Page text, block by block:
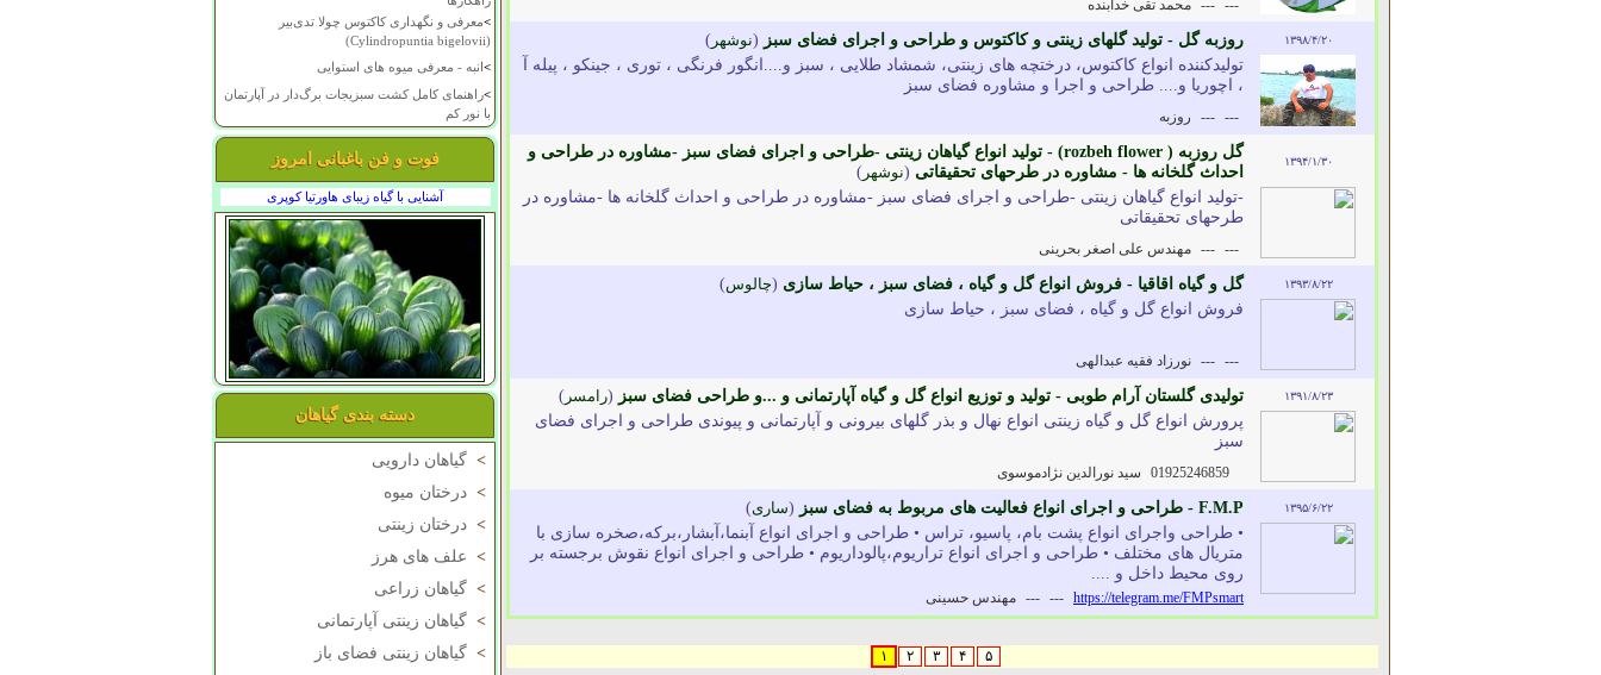
>معرفی و نگهداری کاکتوس چولا تدی‌بیر
(Cylindropuntia bigelovii)
>انبه - معرفی میوه های استوایی
>راهنمای کامل کشت سبزیجات برگ‌دار در آپارتمان
با نور کم
فوت و فن باغبانی امروز
آشنایی با گیاه زیبای هاورتیا کوپری
دسته بندی گیاهان
> گیاهان دارویی
> درختان میوه
> درختان زینتی
> علف های هرز
> گیاهان زراعی
> گیاهان زینتی آپارتمانی
> گیاهان زینتی فضای باز
---
--- محمد تقی خدابنده
۱۳۹۸/۴/۲۰ روزبه گل - تولید گلهای زینتی و کاکتوس و طراحی و اجرای فضای سبز (نوشهر )
تولیدکننده انواع کاکتوس، درختچه های زینتی، شمشاد طلایی ، سبز و....انگور فرنگی ، توری ، جینکو ، پیله آ
، اچوریا و.... طراحی و اجرا و مشاوره فضای سبز
---
--- روزبه
۱۳۹۴/۱/۳۰
گل روزبه ( rozbeh flower) - تولید انواع گیاهان زینتی -طراحی و اجرای فضای سبز -مشاوره در طراحی و
احداث گلخانه ها - مشاوره در طرحهای تحقیقاتی (نوشهر )
-تولید انواع گیاهان زینتی -طراحی و اجرای فضای سبز -مشاوره در طراحی و احداث گلخانه ها -مشاوره در
طرحهای تحقیقاتی
---
--- مهندس علی اصغر بحرینی
۱۳۹۳/۸/۲۲ گل و گیاه اقاقیا - فروش انواع گل و گیاه ، فضای سبز ، حیاط سازی (چالوس)
فروش انواع گل و گیاه ، فضای سبز ، حیاط سازی
---
--- نورزاد فقیه عبدالهی
۱۳۹۱/۸/۲۳ تولیدی گلستان آرام طوبی - تولید و توزیع انواع گل و گیاه آپارتمانی و ...و طراحی فضای سبز (رامسر )
پرورش انواع گل و گیاه زینتی انواع نهال و بذر گلهای بیرونی و آپارتمانی و پیوندی طراحی و اجرای فضای
سبز
01925246859 سید نورالدین نژادموسوی
۱۳۹۵/۶/۲۲ F.M.P - طراحی و اجرای انواع فعالیت های مربوط به فضای سبز (ساری)
• طراحی واجرای انواع پشت بام، پاسیو، تراس • طراحی و اجرای انواع آبنما،آبشار،برکه،صخره سازی با
متریال های مختلف • طراحی و اجرای انواع تراریوم،پالوداریوم • طراحی و اجرای انواع نقوش برجسته بر
روی محیط داخل و ....
https://telegram.me/FMPsmart
---
--- مهندس حسینی
۱ ۲ ۳ ۴ ۵